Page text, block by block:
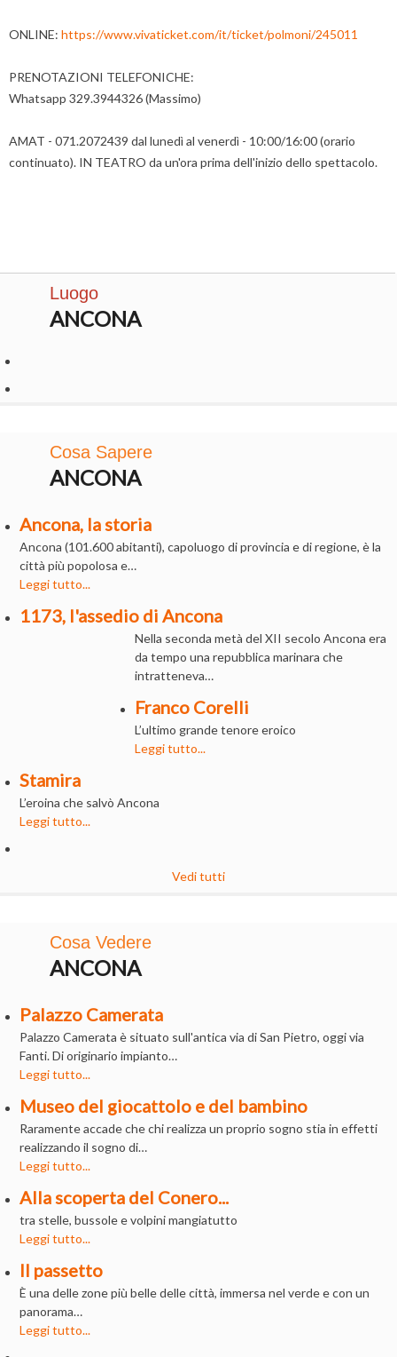
ONLINE: https://www.vivaticket.com/it/ticket/polmoni/245011
PRENOTAZIONI TELEFONICHE:
Whatsapp 329.3944326 (Massimo)
AMAT - 071.2072439 dal lunedì al venerdì - 10:00/16:00 (orario
continuato). IN TEATRO da un'ora prima dell'inizio dello spettacolo.
Luogo
ANCONA
Cosa Sapere
ANCONA
Ancona, la storia
Ancona (101.600 abitanti), capoluogo di provincia e di regione, è la
città più popolosa e…
Leggi tutto...
1173, l'assedio di Ancona
Nella seconda metà del XII secolo Ancona era
da tempo una repubblica marinara che
intratteneva…
Franco Corelli
L’ultimo grande tenore eroico
Leggi tutto...
Stamira
L’eroina che salvò Ancona
Leggi tutto...
Vedi tutti
Cosa Vedere
ANCONA
Palazzo Camerata
Palazzo Camerata è situato sull'antica via di San Pietro, oggi via
Fanti. Di originario impianto…
Leggi tutto...
Museo del giocattolo e del bambino
Raramente accade che chi realizza un proprio sogno stia in effetti
realizzando il sogno di…
Leggi tutto...
Alla scoperta del Conero...
tra stelle, bussole e volpini mangiatutto
Leggi tutto...
Il passetto
È una delle zone più belle delle città, immersa nel verde e con un
panorama…
Leggi tutto...